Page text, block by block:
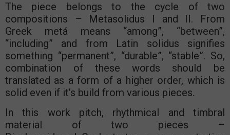
The piece belongs to the cycle of two
compositions – Metasolidus I and II. From
Greek metá means “among”, “between”,
“including” and from Latin solidus signifies
something “permanent”, “durable”, “stable”. So,
combination of these words should be
translated as a form of a higher order, which is
solid even if it’s build from various pieces.
In this work pitch, rhythmical and timbral
material of two pieces –